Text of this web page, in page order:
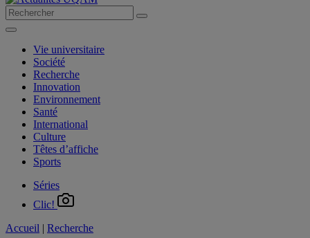
Vie universitaire
Société
Recherche
Innovation
Environnement
Santé
International
Culture
Têtes d’affiche
Sports
Séries
Clic!
Accueil | Recherche